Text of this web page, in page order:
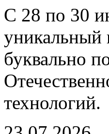
С 28 по 30
уникальный
буквально
технологий.